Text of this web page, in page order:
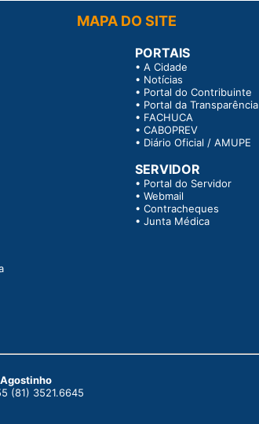
MAPA DO SITE
PORTAIS
•A Cidade
• Notícias
• Portal do Contribuinte
• Portal da Transparência
• FACHUCA
•CABOPREV
• Diário Oficial / AMUPE
SERVIDOR
• Portal do Servidor
•Webmail
•Contracheques
•Junta Médica
(81) 3521.6645